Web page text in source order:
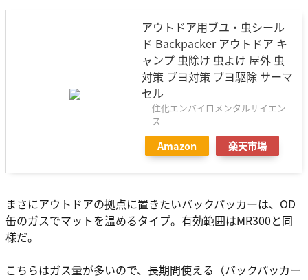
アウトドア用ブユ・虫シール
ド Backpacker アウトドア キ
ャンプ 虫除け 虫よけ 屋外 虫
対策 ブヨ対策 ブヨ駆除 サーマ
セル
住化エンバイロメンタルサイエン
ス
Amazon 楽天市場
まさにアウトドアの拠点に置きたいバックパッカーは、OD
缶のガスでマットを温めるタイプ。有効範囲はMR300と同
様だ。
こちらはガス量が多いので、長期間使える（バックパッカー